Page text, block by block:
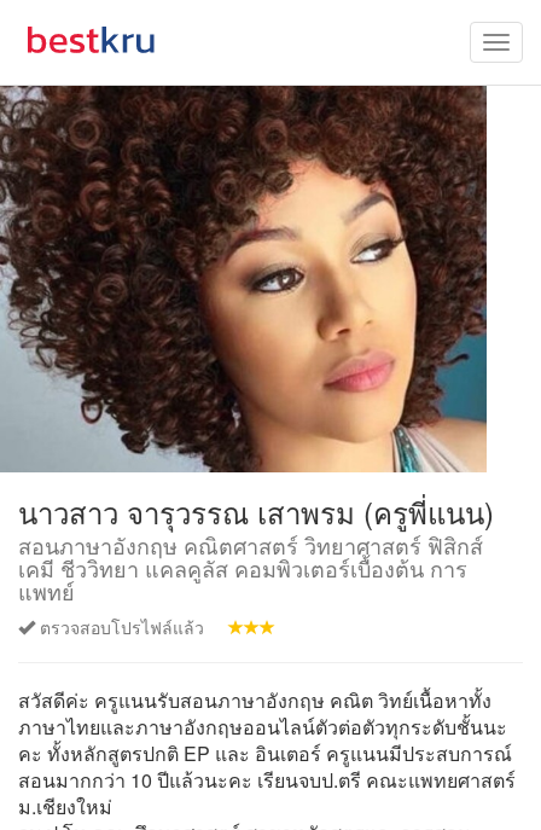
นาวสาว จารุวรรณ เสาพรม (ครูพี่แนน)
สอนภาษาอังกฤษ คณิตศาสตร์ วิทยาศาสตร์ ฟิสิกส์
เคมี ชีววิทยา แคลคูลัส คอมพิวเตอร์เบื้องต้น การ
แพทย์
ตรวจสอบโปรไฟล์แล้ว
สวัสดีค่ะ ครูแนนรับสอนภาษาอังกฤษ คณิต วิทย์เนื้อหาทั้ง
ภาษาไทยและภาษาอังกฤษออนไลน์ตัวต่อตัวทุกระดับชั้นนะ
คะ ทั้งหลักสูตรปกติ EP และ อินเตอร์ ครูแนนมีประสบการณ์
สอนมากกว่า 10 ปีแล้วนะคะ เรียนจบป.ตรี คณะแพทยศาสตร์
ม.เชียงใหม่